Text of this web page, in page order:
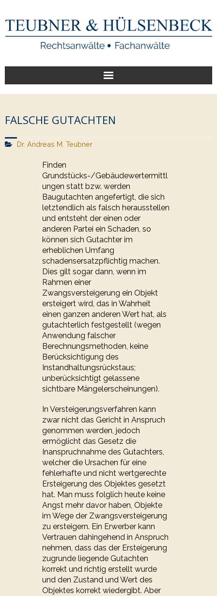
Start
Unsere Leistungen
Veröffentlichungen
Über uns
FALSCHE GUTACHTEN
Dr. Andreas M. Teubner
Finden
Grundstücks-/Gebäudewertermittl
ungen statt bzw. werden
Baugutachten angefertigt, die sich
letztendlich als falsch herausstellen
und entsteht der einen oder
anderen Partei ein Schaden, so
können sich Gutachter im
erheblichen Umfang
schadensersatzpflichtig machen.
Dies gilt sogar dann, wenn im
Rahmen einer
Zwangsversteigerung ein Objekt
ersteigert wird, das in Wahrheit
einen ganzen anderen Wert hat, als
gutachterlich festgestellt (wegen
Anwendung falscher
Berechnungsmethoden, keine
Berücksichtigung des
Instandhaltungsrückstaus;
unberücksichtigt gelassene
sichtbare Mängelerscheinungen).
In Versteigerungsverfahren kann
zwar nicht das Gericht in Anspruch
genommen werden, jedoch
ermöglicht das Gesetz die
Inanspruchnahme des Gutachters,
welcher die Ursachen für eine
fehlerhafte und nicht wertgerechte
Ersteigerung des Objektes gesetzt
hat. Man muss folglich heute keine
Angst mehr davor haben, Objekte
im Wege der Zwangsversteigerung
zu ersteigern. Ein Erwerber kann
Vertrauen dahingehend in Anspruch
nehmen, dass das der Ersteigerung
zugrunde liegende Gutachten
korrekt und richtig erstellt wurde
und den Zustand und Wert des
Objektes korrekt wiedergibt. Aber